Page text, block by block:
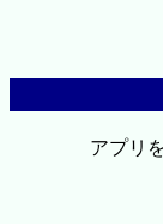
アプリ